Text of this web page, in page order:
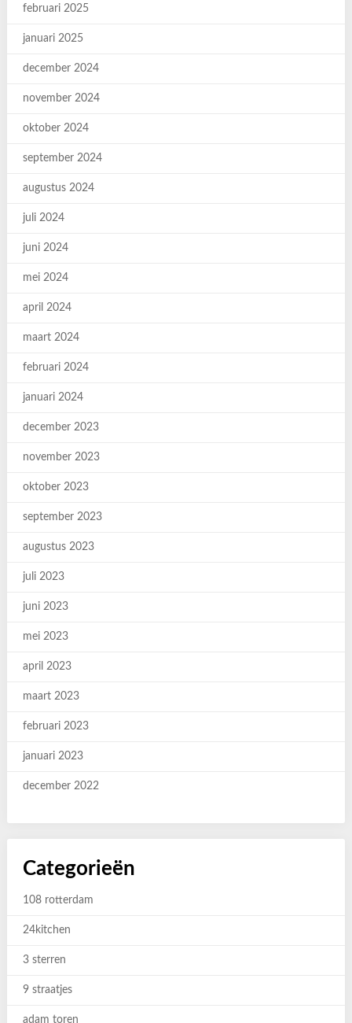
februari 2025
januari 2025
december 2024
november 2024
oktober 2024
september 2024
augustus 2024
juli 2024
juni 2024
mei 2024
april 2024
maart 2024
februari 2024
januari 2024
december 2023
november 2023
oktober 2023
september 2023
augustus 2023
juli 2023
juni 2023
mei 2023
april 2023
maart 2023
februari 2023
januari 2023
december 2022
Categorieën
108 rotterdam
24kitchen
3 sterren
9 straatjes
adam toren